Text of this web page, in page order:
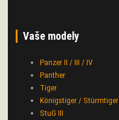
Vaše modely
Panzer II / III / IV
Panther
Tiger
Königstiger / Stürmtiger
StuG III